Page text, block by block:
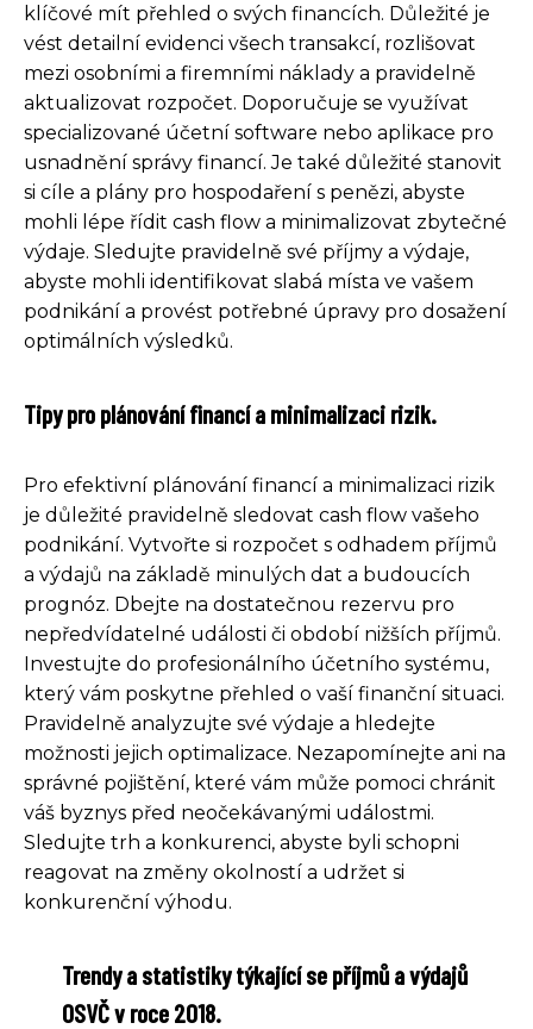
klíčové mít přehled o svých financích. Důležité je
vést detailní evidenci všech transakcí, rozlišovat
mezi osobními a firemními náklady a pravidelně
aktualizovat rozpočet. Doporučuje se využívat
specializované účetní software nebo aplikace pro
usnadnění správy financí. Je také důležité stanovit
si cíle a plány pro hospodaření s penězi, abyste
mohli lépe řídit cash flow a minimalizovat zbytečné
výdaje. Sledujte pravidelně své příjmy a výdaje,
abyste mohli identifikovat slabá místa ve vašem
podnikání a provést potřebné úpravy pro dosažení
optimálních výsledků.
Tipy pro plánování financí a minimalizaci rizik.
Pro efektivní plánování financí a minimalizaci rizik
je důležité pravidelně sledovat cash flow vašeho
podnikání. Vytvořte si rozpočet s odhadem příjmů
a výdajů na základě minulých dat a budoucích
prognóz. Dbejte na dostatečnou rezervu pro
nepředvídatelné události či období nižších příjmů.
Investujte do profesionálního účetního systému,
který vám poskytne přehled o vaší finanční situaci.
Pravidelně analyzujte své výdaje a hledejte
možnosti jejich optimalizace. Nezapomínejte ani na
správné pojištění, které vám může pomoci chránit
váš byznys před neočekávanými událostmi.
Sledujte trh a konkurenci, abyste byli schopni
reagovat na změny okolností a udržet si
konkurenční výhodu.
Trendy a statistiky týkající se příjmů a výdajů
OSVČ v roce 2018.